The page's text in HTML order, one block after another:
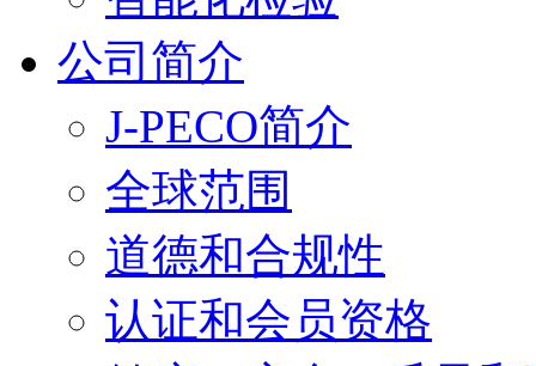
公司简介
J-PECO简介
全球范围
道德和合规性
认证和会员资格